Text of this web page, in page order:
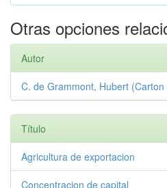
Otras opciones
Autor
C. de Grammont, Hubert (Carton
Título
Agricultura de exportacion
Concentracion de capital